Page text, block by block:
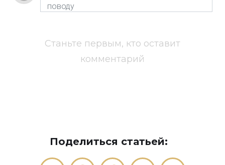
Станьте первым, кто оставит
комментарий
Поделиться статьей: